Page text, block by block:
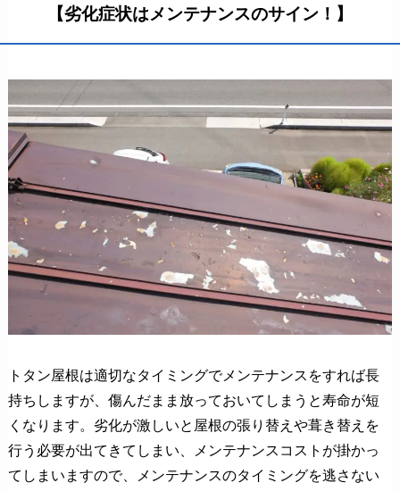
【劣化症状はメンテナンスのサイン！】
トタン屋根は適切なタイミングでメンテナンスをすれば長
持ちしますが、傷んだまま放っておいてしまうと寿命が短
くなります。劣化が激しいと屋根の張り替えや葺き替えを
行う必要が出てきてしまい、メンテナンスコストが掛かっ
てしまいますので、メンテナンスのタイミングを逃さない